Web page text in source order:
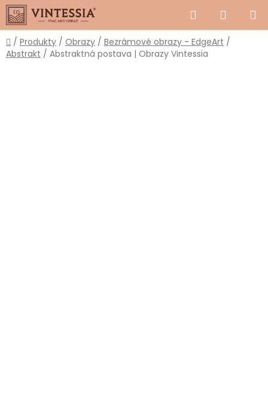
Prejsť
na
obsah
Hľadať
KOŠÍK
Domov
/ Produkty / Obrazy / Bezrámové obrazy - EdgeArt /
Abstrakt / Abstraktná postava | Obrazy Vintessia